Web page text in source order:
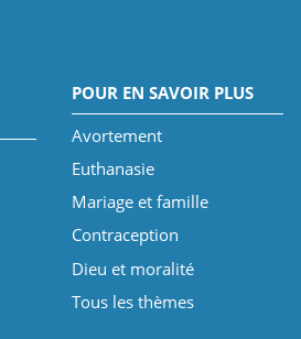
POUR EN SAVOIR PLUS
Avortement
Euthanasie
Mariage et famille
Contraception
Dieu et moralité
Tous les thèmes